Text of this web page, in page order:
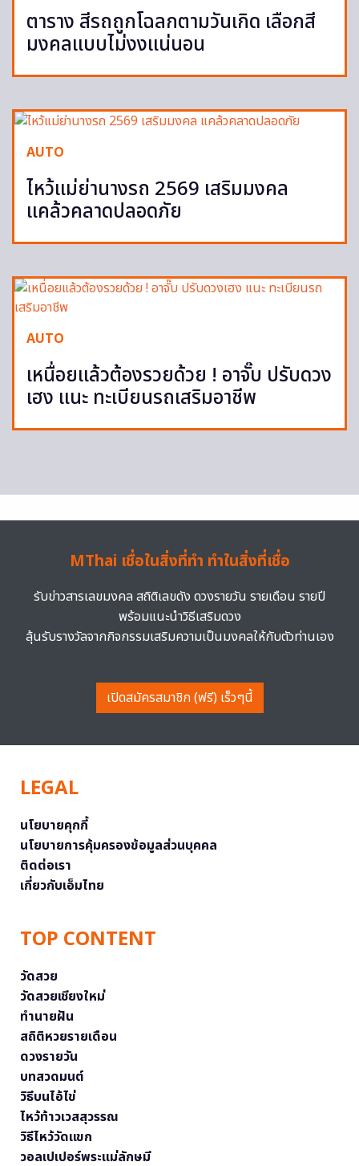
ตาราง สีรถถูกโฉลกตามวันเกิด เลือกสี
มงคลแบบไม่งงแน่นอน
AUTO
ไหว้แม่ย่านางรถ 2569 เสริมมงคล
แคล้วคลาดปลอดภัย
AUTO
เหนื่อยแล้วต้องรวยด้วย ! อาจั๊บ ปรับดวง
เฮง แนะ ทะเบียนรถเสริมอาชีพ
MThai เชื่อในสิ่งที่ทำ ทำในสิ่งที่เชื่อ
รับข่าวสารเลขมงคล สถิติเลขดัง ดวงรายวัน รายเดือน รายปี
พร้อมแนะนำวิธีเสริมดวง
ลุ้นรับรางวัลจากกิจกรรมเสริมความเป็นมงคลให้กับตัวท่านเอง
เปิดสมัครสมาชิก (ฟรี) เร็วๆนี้
LEGAL
นโยบายคุกกี้
นโยบายการคุ้มครองข้อมูลส่วนบุคคล
ติดต่อเรา
เกี่ยวกับเอ็มไทย
TOP CONTENT
วัดสวย
วัดสวยเชียงใหม่
ทำนายฝัน
สถิติหวยรายเดือน
ดวงรายวัน
บทสวดมนต์
วิธีบนไอ้ไข่
ไหว้ท้าวเวสสุวรรณ
วิธีไหว้วัดแขก
วอลเปเปอร์พระแม่ลักษมี